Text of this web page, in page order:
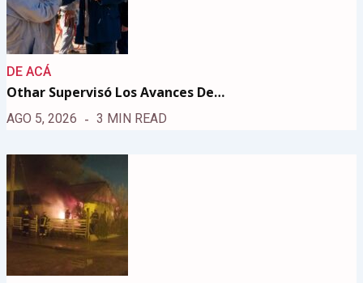
DE ACÁ
Othar Supervisó Los Avances De…
AGO 5, 2026 3 MIN READ